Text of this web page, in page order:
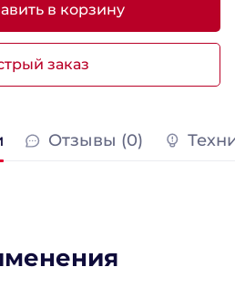
заказ
в корзину
Отзывы (0)